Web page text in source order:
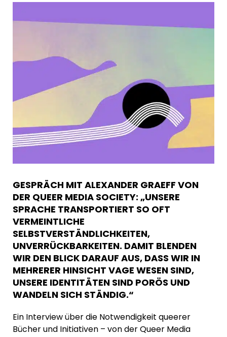
GESPRÄCH MIT ALEXANDER GRAEFF VON
DER QUEER MEDIA SOCIETY: „UNSERE
SPRACHE TRANSPORTIERT SO OFT
VERMEINTLICHE
SELBSTVERSTÄNDLICHKEITEN,
UNVERRÜCKBARKEITEN. DAMIT BLENDEN
WIR DEN BLICK DARAUF AUS, DASS WIR IN
MEHRERER HINSICHT VAGE WESEN SIND,
UNSERE IDENTITÄTEN SIND PORÖS UND
WANDELN SICH STÄNDIG.“
Ein Interview über die Notwendigkeit queerer
Bücher und Initiativen – von der Queer Media